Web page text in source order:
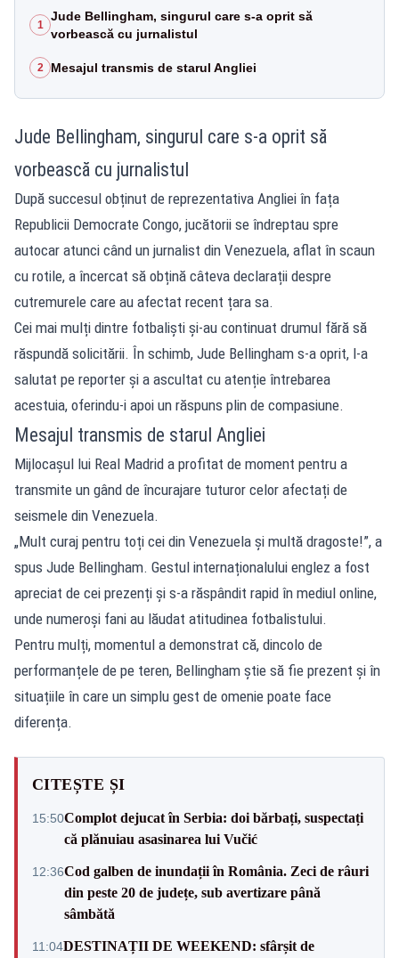
1
Jude Bellingham, singurul care s-a oprit să
vorbească cu jurnalistul
2 Mesajul transmis de starul Angliei
Jude Bellingham, singurul care s-a oprit să
vorbească cu jurnalistul
După succesul obținut de reprezentativa Angliei în fața
Republicii Democrate Congo, jucătorii se îndreptau spre
autocar atunci când un jurnalist din Venezuela, aflat în scaun
cu rotile, a încercat să obțină câteva declarații despre
cutremurele care au afectat recent țara sa.
Cei mai mulți dintre fotbaliști și-au continuat drumul fără să
răspundă solicitării. În schimb, Jude Bellingham s-a oprit, l-a
salutat pe reporter și a ascultat cu atenție întrebarea
acestuia, oferindu-i apoi un răspuns plin de compasiune.
Mesajul transmis de starul Angliei
Mijlocașul lui Real Madrid a profitat de moment pentru a
transmite un gând de încurajare tuturor celor afectați de
seismele din Venezuela.
„Mult curaj pentru toți cei din Venezuela și multă dragoste!”, a
spus Jude Bellingham. Gestul internaționalului englez a fost
apreciat de cei prezenți și s-a răspândit rapid în mediul online,
unde numeroși fani au lăudat atitudinea fotbalistului.
Pentru mulți, momentul a demonstrat că, dincolo de
performanțele de pe teren, Bellingham știe să fie prezent și în
situațiile în care un simplu gest de omenie poate face
diferența.
CITEȘTE ȘI
15:50Complot dejucat în Serbia: doi bărbați, suspectați
că plănuiau asasinarea lui Vučić
12:36Cod galben de inundații în România. Zeci de râuri
din peste 20 de județe, sub avertizare până
sâmbătă
11:04DESTINAȚII DE WEEKEND: sfârșit de